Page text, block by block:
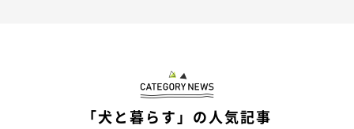
「犬と暮らす」の人気記事